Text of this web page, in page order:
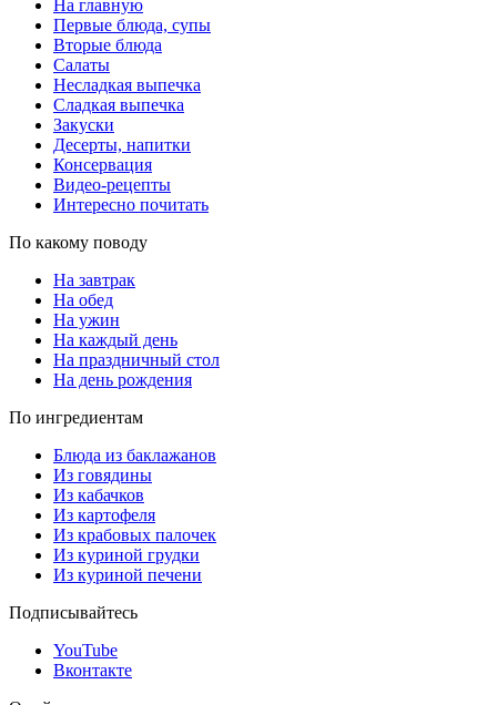
На главную
Первые блюда, супы
Вторые блюда
Салаты
Несладкая выпечка
Сладкая выпечка
Закуски
Десерты, напитки
Консервация
Видео-рецепты
Интересно почитать
По какому поводу
На завтрак
На обед
На ужин
На каждый день
На праздничный стол
На день рождения
По ингредиентам
Блюда из баклажанов
Из говядины
Из кабачков
Из картофеля
Из крабовых палочек
Из куриной грудки
Из куриной печени
Подписывайтесь
YouTube
Вконтакте